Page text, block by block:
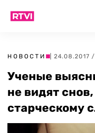
НОВОСТИ | 24.08.2017
Ученые
не видят
старческому